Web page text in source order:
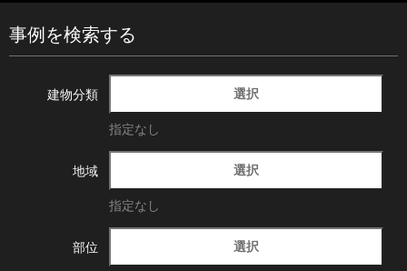
事例を検索する
建物分類 選択
指定なし
地域 選択
指定なし
部位 選択